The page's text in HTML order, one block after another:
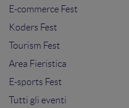
E-commerce Fest
Koders Fest
Tourism Fest
Area Fieristica
E-sports Fest
Tutti gli eventi